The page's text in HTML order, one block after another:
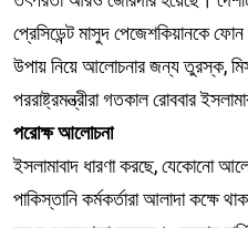
প্রেসিডেন্ট মাসুদ পেজেশকিয়ানকে
উপায় নিয়ে আলোচনার জন্য তুরস্ক,
পররাষ্ট্রমন্ত্রীরা গতকাল রোববার
পরোক্ষ আলোচনা
ইসলামাবাদ ধারণা করছে, যেকোনো
পাকিস্তানি কর্মকর্তারা আলাদা কক্ষে